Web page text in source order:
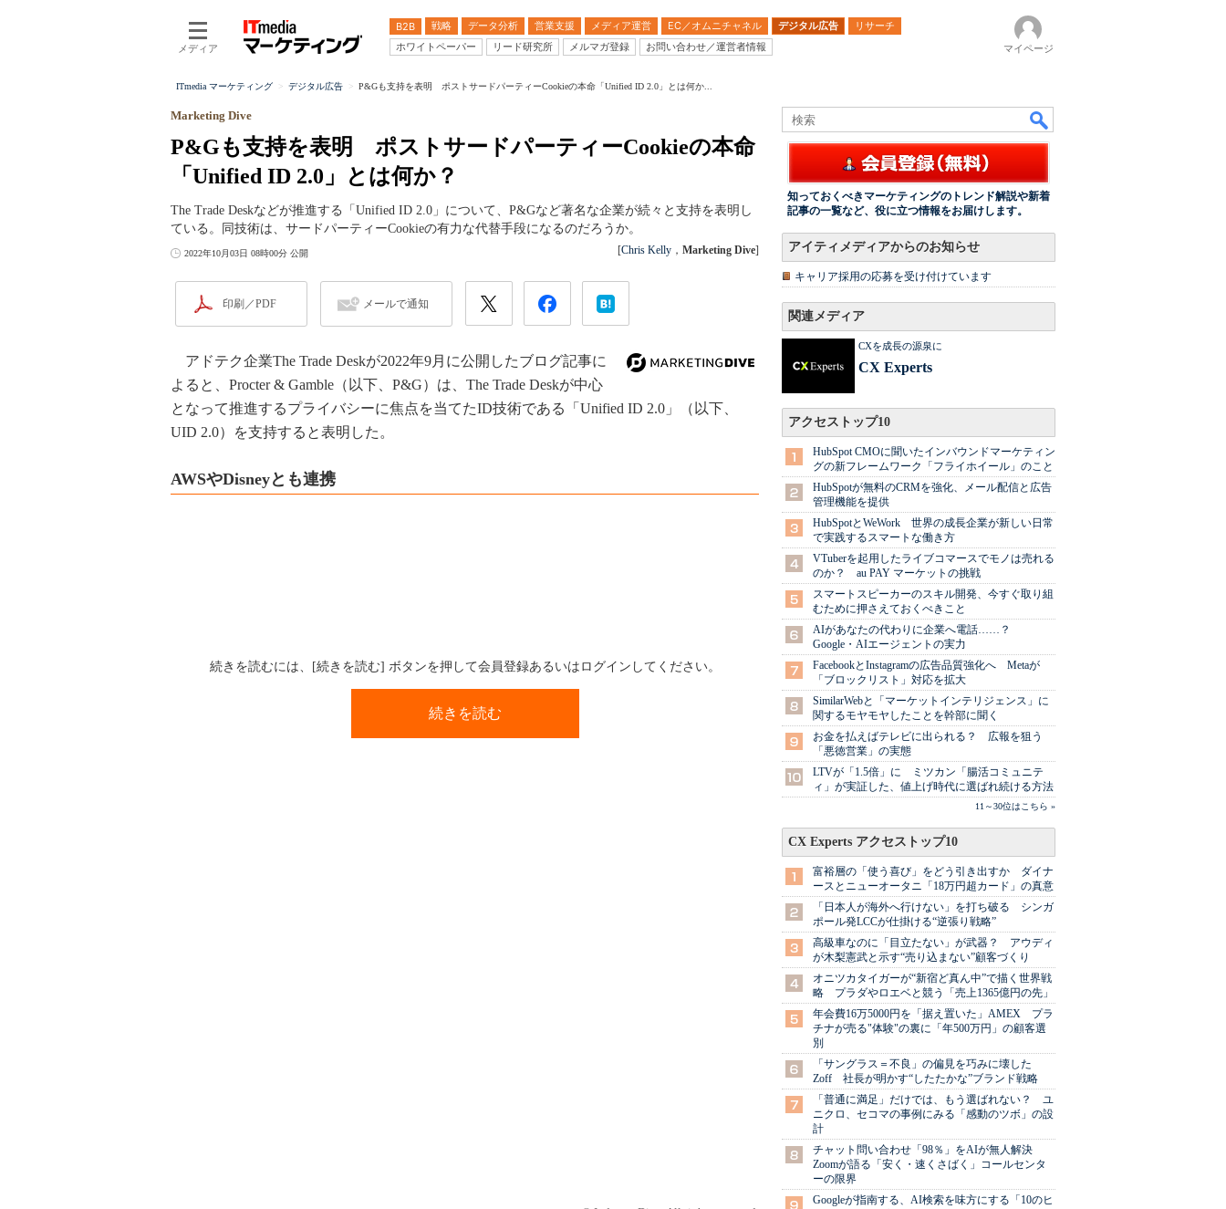
メディア
B2B 戦略 データ分析 営業支援 メディア運営 EC／オムニチャネル デジタル広告
リサーチ
ホワイトペーパー
リード研究所 メルマガ登録 お問い合わせ／運営者情報 マイページ
ITmedia マーケティング デジタル広告 P&Gも支持を表明 ポストサードパーティーCookieの本命「Unified ID 2.0」とは何か...
P&Gも支持を表明 ポストサードパーティーCookieの本命
「Unified ID 2.0」とは何か？
Marketing Dive
The Trade Deskなどが推進する「Unified ID 2.0」について、P&Gなど著名な企業が続々と支持を表明し
ている。同技術は、サードパーティーCookieの有力な代替手段になるのだろうか。
2022年10月03日 08時00分 公開 [Chris Kelly ， Marketing Dive]
印刷／PDF メールで通知
アドテク企業The Trade Deskが2022年9月に公開したブログ記事に
よると、Procter & Gamble（以下、P&G）は、The Trade Deskが中心
となって推進するプライバシーに焦点を当てたID技術である「Unified ID 2.0」（以下、
UID 2.0）を支持すると表明した。
AWSやDisneyとも連携
続きを読むには、[続きを読む] ボタンを押して会員登録あるいはログインしてください。
続きを読む
知っておくべきマーケティングのトレンド解説や新着
記事の一覧など、役に立つ情報をお届けします。
アイティメディアからのお知らせ
キャリア採用の応募を受け付けています
関連メディア
CXを成長の源泉に
CX Experts
アクセストップ10
HubSpot CMOに聞いたインバウンドマーケティン
グの新フレームワーク「フライホイール」のこと
HubSpotが無料のCRMを強化、メール配信と広告
管理機能を提供
HubSpotとWeWork 世界の成長企業が新しい日常
で実践するスマートな働き方
VTuberを起用したライブコマースでモノは売れる
のか？ au PAY マーケットの挑戦
スマートスピーカーのスキル開発、今すぐ取り組
むために押さえておくべきこと
AIがあなたの代わりに企業へ電話……？
Google・AIエージェントの実力
FacebookとInstagramの広告品質強化へ Metaが
「ブロックリスト」対応を拡大
SimilarWebと「マーケットインテリジェンス」に
関するモヤモヤしたことを幹部に聞く
お金を払えばテレビに出られる？ 広報を狙う
「悪徳営業」の実態
LTVが「1.5倍」に ミツカン「腸活コミュニテ
ィ」が実証した、値上げ時代に選ばれ続ける方法
11～30位はこちら »
CX Experts アクセストップ10
富裕層の「使う喜び」をどう引き出すか ダイナ
ースとニューオータニ「18万円超カード」の真意
「日本人が海外へ行けない」を打ち破る シンガ
ポール発LCCが仕掛ける“逆張り戦略”
高級車なのに「目立たない」が武器？ アウディ
が木梨憲武と示す“売り込まない”顧客づくり
オニツカタイガーが“新宿ど真ん中”で描く世界戦
略 プラダやロエベと競う「売上1365億円の先」
年会費16万5000円を「据え置いた」AMEX プラ
チナが売る"体験"の裏に「年500万円」の顧客選
別
「サングラス＝不良」の偏見を巧みに壊した
Zoff 社長が明かす“したたかな”ブランド戦略
「普通に満足」だけでは、もう選ばれない？ ユ
ニクロ、セコマの事例にみる「感動のツボ」の設
計
チャット問い合わせ「98％」をAIが無人解決
Zoomが語る「安く・速くさばく」コールセンタ
ーの限界
Googleが指南する、AI検索を味方にする「10のヒ